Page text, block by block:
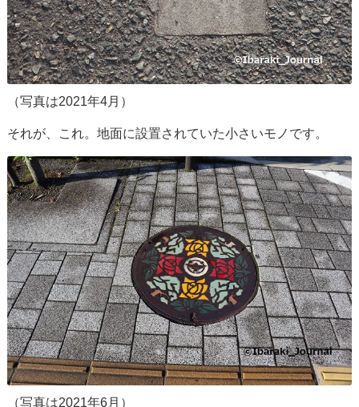
（写真は2021年4月）
それが、これ。地面に設置されていた小さいモノです。
（写真は2021年6月）